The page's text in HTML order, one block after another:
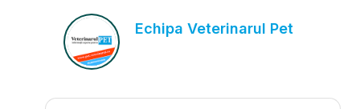
Echipa Veterinarul Pet